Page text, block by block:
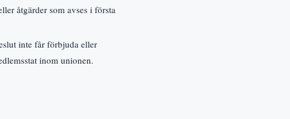
åtgärder som avses i första
inte får förbjuda eller
inom unionen.